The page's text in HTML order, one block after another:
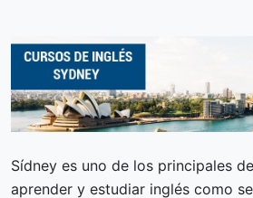
Sídney es uno de los principales
aprender y estudiar inglés como